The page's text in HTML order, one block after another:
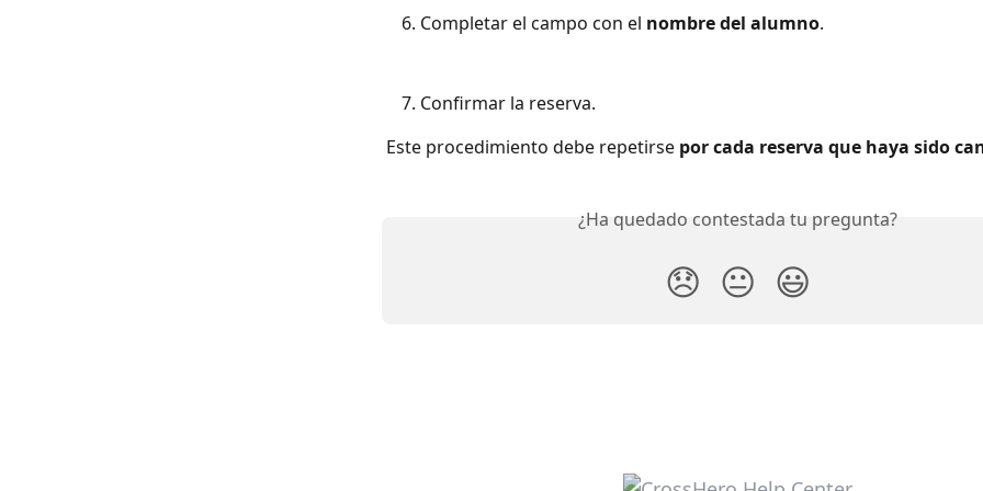
Completar el campo con el nombre del alumno.
Confirmar la reserva.
Este procedimiento debe repetirse por cada reserva que haya sido
¿Ha quedado contestada tu pregunta?
😞 😐 😃